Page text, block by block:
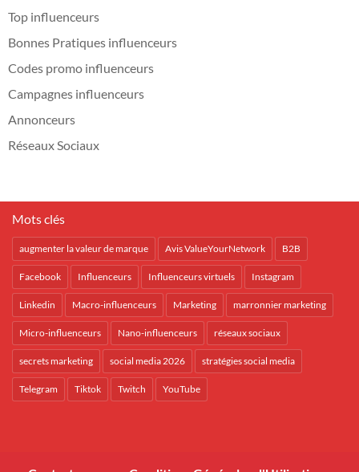
Top influenceurs
Bonnes Pratiques influenceurs
Codes promo influenceurs
Campagnes influenceurs
Annonceurs
Réseaux Sociaux
Mots clés
augmenter la valeur de marque Avis ValueYourNetwork B2B
Facebook Influenceurs Influenceurs virtuels Instagram
Linkedin Macro-influenceurs Marketing marronnier marketing
Micro-influenceurs Nano-influenceurs réseaux sociaux
secrets marketing social media 2026 stratégies social media
Telegram Tiktok Twitch YouTube